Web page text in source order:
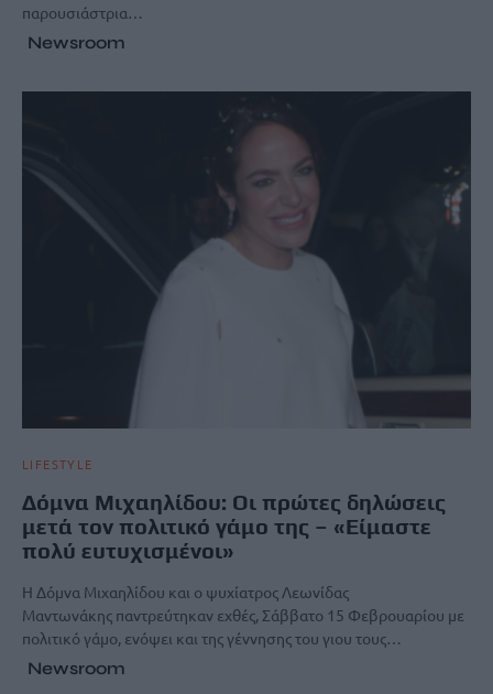
παρουσιάστρια…
Newsroom
LIFESTYLE
Δόμνα Μιχαηλίδου: Οι πρώτες δηλώσεις
μετά τον πολιτικό γάμο της – «Είμαστε
πολύ ευτυχισμένοι»
Η Δόμνα Μιχαηλίδου και ο ψυχίατρος Λεωνίδας
Μαντωνάκης παντρεύτηκαν εχθές, Σάββατο 15 Φεβρουαρίου με
πολιτικό γάμο, ενόψει και της γέννησης του γιου τους…
Newsroom